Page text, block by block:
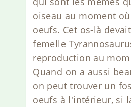
oiseau au moment
oeufs. Cet os-là
femelle
reproduction au
Quand on a aussi
on peut trouver un
oeufs à l'intérieur, si